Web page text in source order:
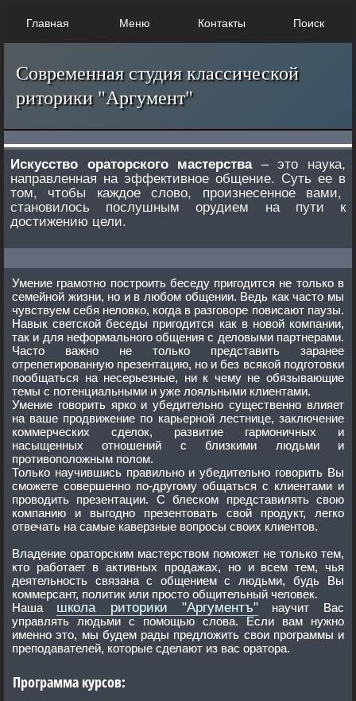
Главная Меню Контакты Поиск
Современная студия классической
риторики "Аргумент"
Искусство ораторского мастерства– это наука,
направленная на эффективное общение. Суть ее в
том, чтобы каждое слово, произнесенное вами,
становилось послушным орудием на пути к
достижению цели.
Умение грамотно построить беседу пригодится не только в
семейной жизни, но и в любом общении. Ведь как часто мы
чувствуем себя неловко, когда в разговоре повисают паузы.
Навык светской беседы пригодится как в новой компании,
так и для неформального общения с деловыми партнерами.
Часто важно не только представить заранее
отрепетированную презентацию, но и без всякой подготовки
пообщаться на несерьезные, ни к чему не обязывающие
темы с потенциальными и уже лояльными клиентами.
Умение говорить ярко и убедительно существенно влияет
на ваше продвижение по карьерной лестнице, заключение
коммерческих сделок, развитие гармоничных и
насыщенных отношений с близкими людьми и
противоположным полом.
Только научившись правильно и убедительно говорить Вы
сможете совершенно по-другому общаться с клиентами и
проводить презентации. С блеском представилять свою
компанию и выгодно презентовать свой продукт, легко
отвечать на самые каверзные вопросы своих клиентов.
Владение ораторским мастерством поможет не только тем,
кто работает в активных продажах, но и всем тем, чья
деятельность связана с общением с людьми, будь Вы
коммерсант, политик или просто общительный человек.
Наша школа риторики "Аргументъ"
управлять людьми с помощью слова. Если вам нужно
именно это, мы будем рады предложить свои программы и
преподавателей, которые сделают из вас оратора.
Программа курсов: